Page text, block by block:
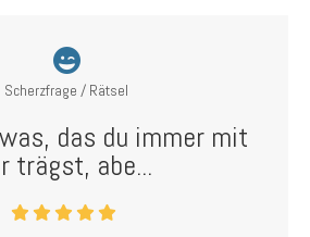
Scherzfrage / Rätsel
das du immer mit
trägst, abe...